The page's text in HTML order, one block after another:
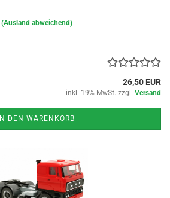
(Ausland abweichend)
26,50 EUR
inkl. 19% MwSt. zzgl. Versand
IN DEN WARENKORB